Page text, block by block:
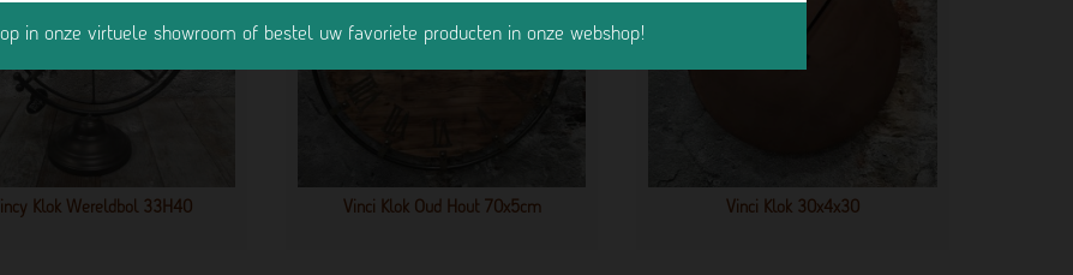
Klok Wereldbol 33H40 Vinci Klok Oud Hout 70x5cm Vinci Klok 30x4x30
in onze virtuele showroom of bestel uw favoriete producten in onze webshop!